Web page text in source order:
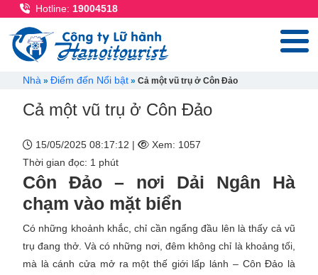
Hotline: 19004518
Breadcrumb
Nhà Điểm đến Nổi bật Cả một vũ trụ ở Côn Đảo
Cả một vũ trụ ở Côn Đảo
15/05/2025 08:17:12 |
Xem: 1057
Thời gian đọc: 1 phút
Côn Đảo – nơi Dải Ngân Hà
chạm vào mặt biển
Có những khoảnh khắc, chỉ cần ngẩng đầu lên là thấy cả vũ
trụ đang thở. Và có những nơi, đêm không chỉ là khoảng tối,
mà là cánh cửa mở ra một thế giới lấp lánh – Côn Đảo là